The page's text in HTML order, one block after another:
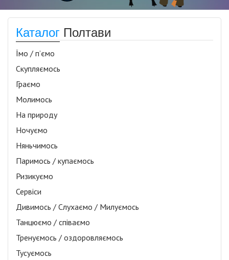
Каталог Полтави
Їмо / п’ємо
Скупляємось
Граємо
Молимось
На природу
Ночуємо
Няньчимось
Паримось / купаємось
Ризикуємо
Сервіси
Дивимось / Слухаємо / Милуємось
Танцюємо / співаємо
Тренуємось / оздоровляємось
Тусуємось